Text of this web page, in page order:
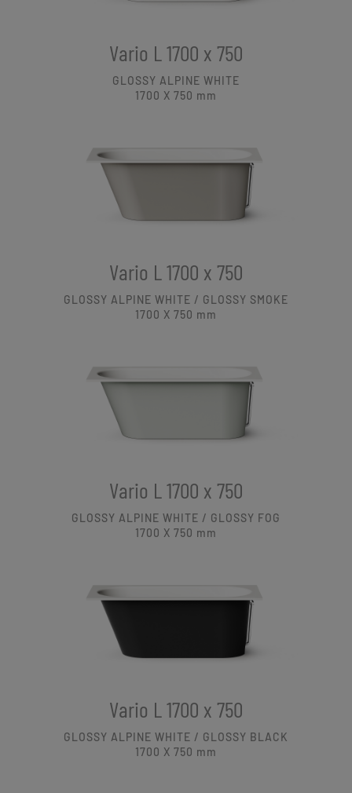
Vario L 1700 x 750
GLOSSY ALPINE WHITE
1700 X 750 mm
Vario L 1700 x 750
GLOSSY ALPINE WHITE / GLOSSY SMOKE
1700 X 750 mm
Vario L 1700 x 750
GLOSSY ALPINE WHITE / GLOSSY FOG
1700 X 750 mm
Vario L 1700 x 750
GLOSSY ALPINE WHITE / GLOSSY BLACK
1700 X 750 mm